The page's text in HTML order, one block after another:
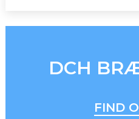
INSTAGRAM
DCH
FIND